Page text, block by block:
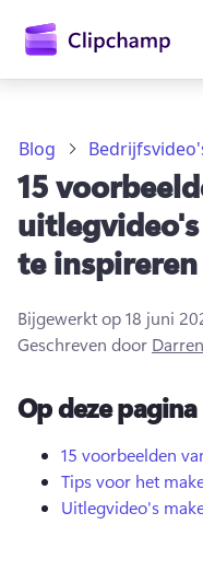
Aanmelden
Gratis
Blog
15
te inspireren
Bijgewerkt op18 juni
Geschreven door
Op deze pagina
15 voorbeelden
Tips voor het
Uitlegvideo's